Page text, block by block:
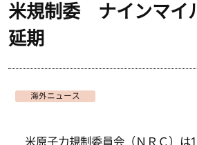
米規制委 ナインマイ
延期
海外ニュース
米原子力規制委員会（ＮＲＣ）は